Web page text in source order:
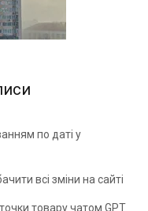
по даті у
всі зміни на сайті
товару чатом GPT